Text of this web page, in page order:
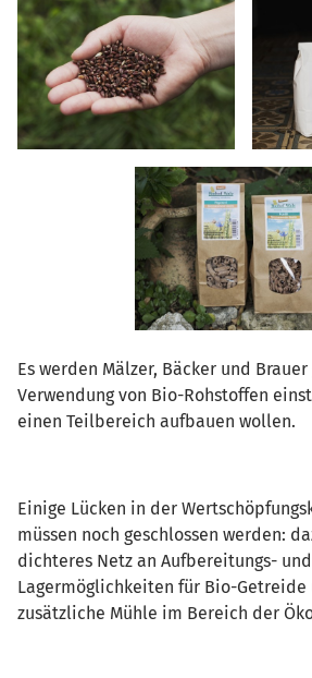
Es werden Mälzer, Bäcker und
Verwendung von Bio-Rohstoffen
einen Teilbereich aufbauen wollen.
Einige Lücken in der
müssen noch geschlossen werden:
dichteres Netz an Aufbereitungs- und
Lagermöglichkeiten für Bio-Getreide
zusätzliche Mühle im Bereich der